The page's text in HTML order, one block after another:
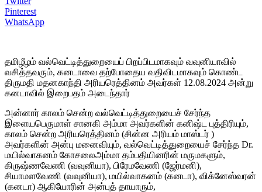
Pinterest
WhatsApp
தமிழீழம் வல்வெட்டித்துறையைப் பிறப்பிடமாகவும் வவுனியாவில்
வசித்தவரும், கனடாவை தற்போதைய வதிவிடமாகவும் கொண்ட
திருமதி மதனகாந்தி அரியரெத்தினம் அவர்கள் 12.08.2024 அன்று
கனடாவில் இறைபதம் அடைந்தார்
அன்னார் காலம் சென்ற வல்வெட்டித்துறையைச் சேர்ந்த
இளையபெருமாள் சானகி அம்மா அவர்களின் கனிஷ்ட புத்திரியும்,
காலம் சென்ற அரியரெத்தினம் (சின்ன அரியம் மாஸ்டர் )
அவர்களின் அன்பு மனைவியும், வல்வெட்டித்துறையைச் சேர்ந்த Dr.
மயில்வாகனம் கோசலைஅம்மா தம்பதியினரின் மருமகளும்,
கிருஷ்ணவேணி (வவுனியா), பிரேமவேணி (ஜேர்மனி),
சியாமளவேணி (வவுனியா), மயில்வாகனம் (கனடா), விக்னேஸ்வரன்
(கனடா) ஆகியோரின் அன்புத் தாயாரும்,